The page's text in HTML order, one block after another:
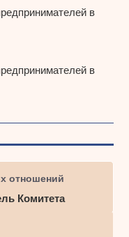
в
в
отношений
Комитета